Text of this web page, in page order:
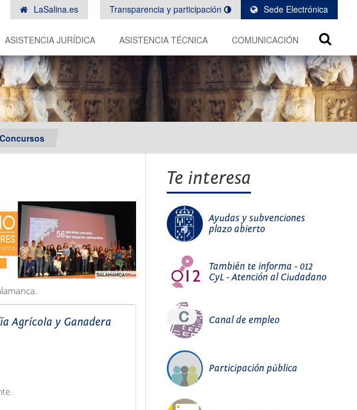
Sede Electrónica
Transparencia y participación
LaSalina.es
ASISTENCIA JURÍDICA ASISTENCIA TÉCNICA COMUNICACIÓN
Agrícola y Ganadera
Te interesa
Ayudas y subvenciones
plazo abierto
También te informa - 012
CyL - Atención al Ciudadano
Canal de empleo
Participación pública